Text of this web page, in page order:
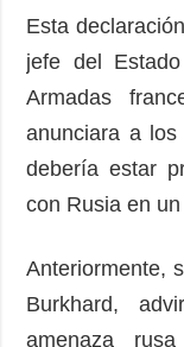
Esta
jefe del
Armadas
anunciara a
debería estar
con Rusia en
Anteriormente,
Burkhard,
amenaza